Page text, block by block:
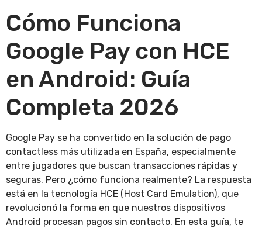
Cómo Funciona
Google Pay con HCE
en Android: Guía
Completa 2026
Google Pay se ha convertido en la solución de pago
contactless más utilizada en España, especialmente
entre jugadores que buscan transacciones rápidas y
seguras. Pero ¿cómo funciona realmente? La respuesta
está en la tecnología HCE (Host Card Emulation), que
revolucionó la forma en que nuestros dispositivos
Android procesan pagos sin contacto. En esta guía, te